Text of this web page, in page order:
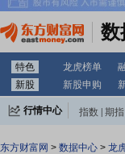
数
特色 龙虎榜单
新股
新股申购
行情中心 指数 期指
东方财富网 > 数据中心 > 龙